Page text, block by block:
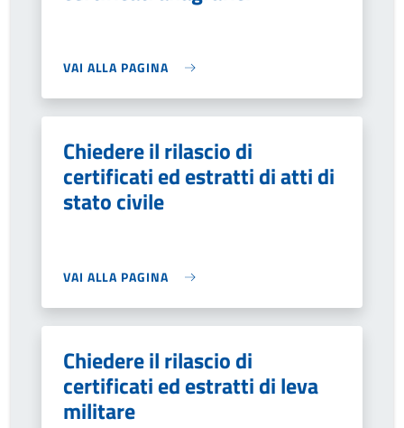
VAI ALLA PAGINA
Chiedere il rilascio di
certificati ed estratti di atti di
stato civile
VAI ALLA PAGINA
Chiedere il rilascio di
certificati ed estratti di leva
militare